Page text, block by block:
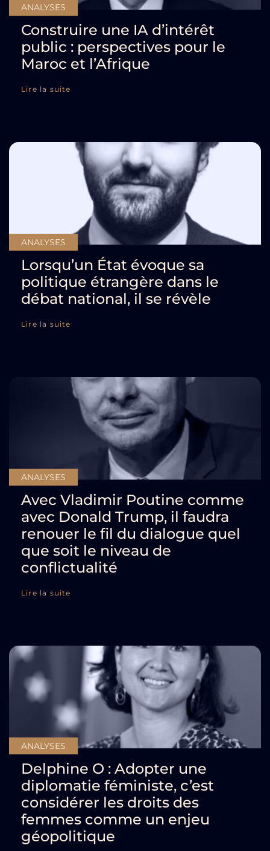
ANALYSES
Construire une IA d’intérêt
public : perspectives pour le
Maroc et l’Afrique
Lire la suite
ANALYSES
Lorsqu’un État évoque sa
politique étrangère dans le
débat national, il se révèle
Lire la suite
ANALYSES
Avec Vladimir Poutine comme
avec Donald Trump, il faudra
renouer le fil du dialogue quel
que soit le niveau de
conflictualité
Lire la suite
ANALYSES
Delphine O : Adopter une
diplomatie féministe, c’est
considérer les droits des
femmes comme un enjeu
géopolitique